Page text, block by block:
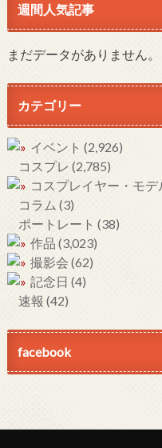
週間人気記事
まだデータがありません。
カテゴリー
イベント (2,926)
コスプレ (2,785)
コスプレイヤー・モデ
コラム (3)
ポートレート (38)
作品 (3,023)
撮影会 (62)
記念日 (4)
速報 (42)
facebook